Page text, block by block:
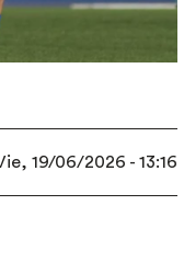
19/06/2026 - 13:16